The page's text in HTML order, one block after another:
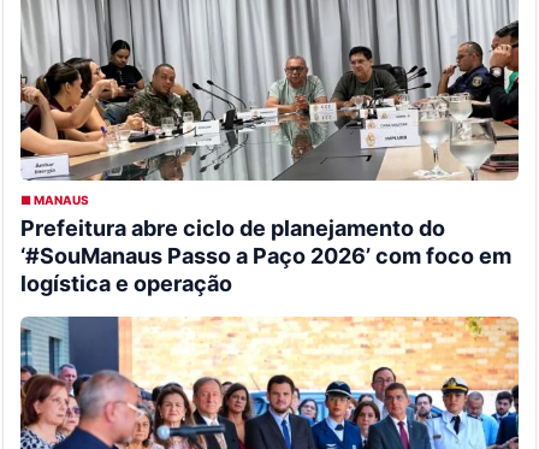
■ MANAUS
Prefeitura abre ciclo de planejamento do
‘#SouManaus Passo a Paço 2026’ com foco em
logística e operação